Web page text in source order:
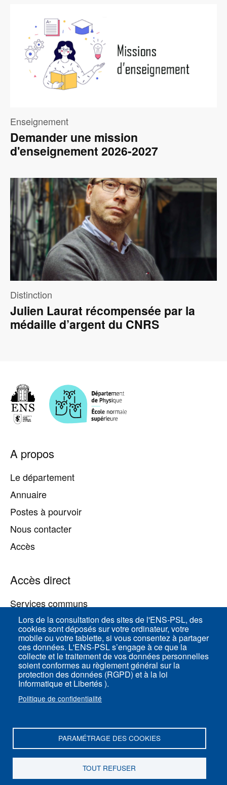
Image
Enseignement
Demander une mission
d'enseignement 2026-2027
Image
Distinction
Julien Laurat récompensée par la
médaille d’argent du CNRS
Lors de la consultation des sites de l'ENS-PSL, des
cookies sont déposés sur votre ordinateur, votre
mobile ou votre tablette, si vous consentez à partager
ces données. L'ENS-PSL s’engage à ce que la
collecte et le traitement de vos données personnelles
soient conformes au règlement général sur la
protection des données (RGPD) et à la loi
Informatique et Libertés ).
Politique de confidentialité
PARAMÉTRAGE DES COOKIES
TOUT REFUSER
Pied
de
A propos
Le département
Annuaire
Postes à pourvoir
Nous contacter
Accès
Accès direct
Services communs
ENS-PSL Physique
Plan du site
Mentions légales
Politique de confidentialité
ENS-PSL Département de physique - 24, rue
Lhomond 75005 Paris - France